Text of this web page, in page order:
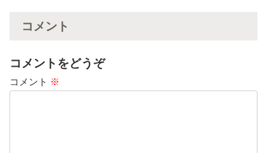
コメント
コメントをどうぞ
コメント ※